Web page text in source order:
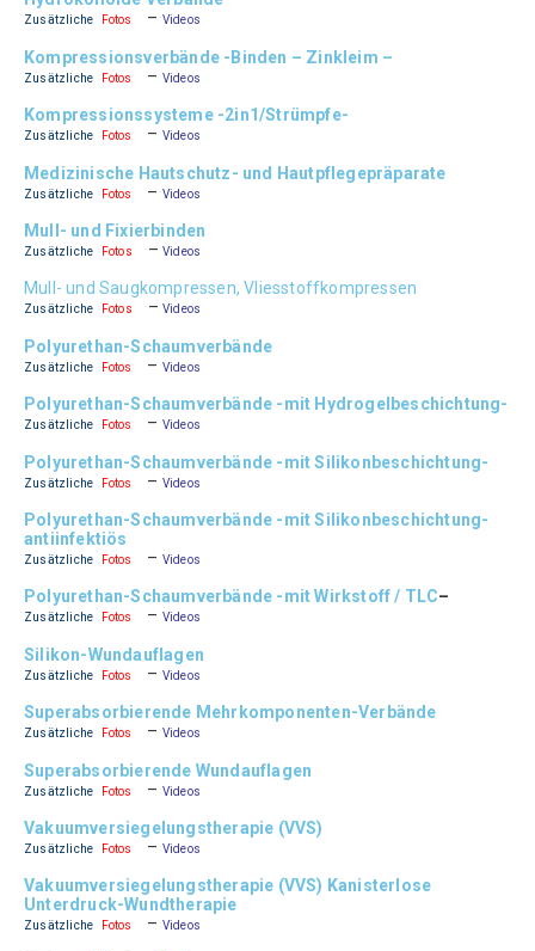
Zusätzliche Fotos – Videos
Kompressionsverbände -Binden – Zinkleim –
Zusätzliche Fotos – Videos
Kompressionssysteme -2in1/Strümpfe-
Zusätzliche Fotos – Videos
Medizinische Hautschutz- und Hautpflegepräparate
Zusätzliche Fotos – Videos
Mull- und Fixierbinden
Zusätzliche Fotos –Videos
Mull- und Saugkompressen, Vliesstoffkompressen
Zusätzliche Fotos –Videos
Polyurethan-Schaumverbände
Zusätzliche Fotos – Videos
Polyurethan-Schaumverbände -mit Hydrogelbeschichtung-
Zusätzliche Fotos – Videos
Polyurethan-Schaumverbände -mit Silikonbeschichtung-
Zusätzliche Fotos – Videos
Polyurethan-Schaumverbände -mit Silikonbeschichtung-
antiinfektiös
Zusätzliche Fotos – Videos
Polyurethan-Schaumverbände -mit Wirkstoff / TLC–
Zusätzliche Fotos – Videos
Silikon-Wundauflagen
Zusätzliche Fotos – Videos
Superabsorbierende Mehrkomponenten-Verbände
Zusätzliche Fotos – Videos
Superabsorbierende Wundauflagen
Zusätzliche Fotos – Videos
Vakuumversiegelungstherapie (VVS)
Zusätzliche Fotos – Videos
Vakuumversiegelungstherapie (VVS) Kanisterlose
Unterdruck-Wundtherapie
Zusätzliche Fotos – Videos